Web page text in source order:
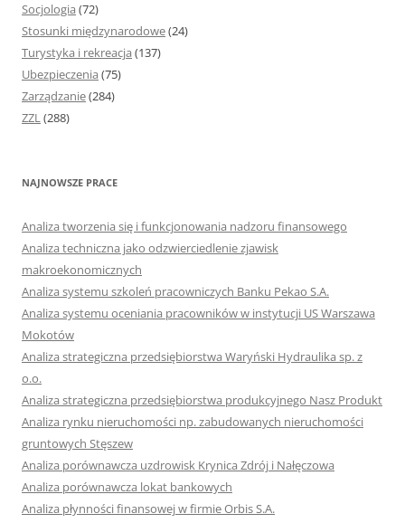
Socjologia (72)
Stosunki międzynarodowe(24)
Turystyka i rekreacja (137)
Ubezpieczenia (75)
Zarządzanie(284)
ZZL(288)
NAJNOWSZE PRACE
Analiza tworzenia się i funkcjonowania nadzoru finansowego
Analiza techniczna jako odzwierciedlenie zjawisk
makroekonomicznych
Analiza systemu szkoleń pracowniczych Banku Pekao S.A.
Analiza systemu oceniania pracowników w instytucji US Warszawa
Mokotów
Analiza strategiczna przedsiębiorstwa Waryński Hydraulika sp. z
o.o.
Analiza strategiczna przedsiębiorstwa produkcyjnego Nasz Produkt
Analiza rynku nieruchomości np. zabudowanych nieruchomości
gruntowych Stęszew
Analiza porównawcza uzdrowisk Krynica Zdrój i Nałęczowa
Analiza porównawcza lokat bankowych
Analiza płynności finansowej w firmie Orbis S.A.